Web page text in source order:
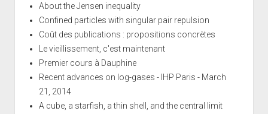
About the Jensen inequality
Confined particles with singular pair repulsion
Coût des publications : propositions concrètes
Le vieillissement, c'est maintenant
Premier cours à Dauphine
Recent advances on log-gases - IHP Paris - March
21, 2014
A cube, a starfish, a thin shell, and the central limit